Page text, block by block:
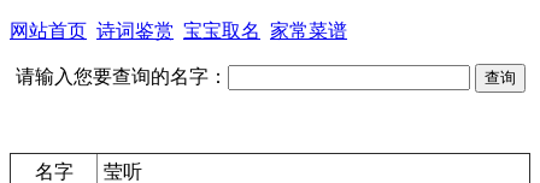
网站首页 诗词鉴赏 宝宝取名 家常菜谱
请输入您要查询的名字：
名字 莹听